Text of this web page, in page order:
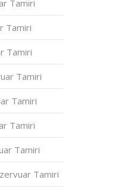
Tamiri
Tamiri
Tamiri
Tamiri
Tamiri
Tamiri
Tamiri
Tamiri